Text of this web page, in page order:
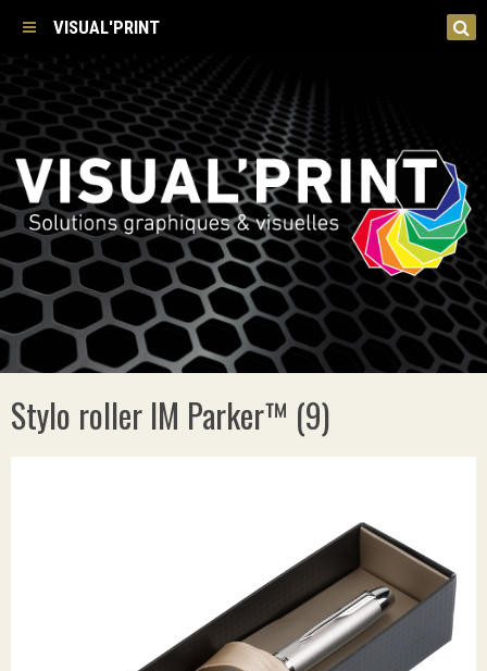
VISUAL'PRINT
Stylo roller IM Parker™ (9)